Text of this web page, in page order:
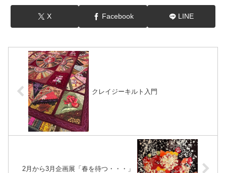
X Facebook LINE
クレイジーキルト入門
2月から3月企画展「春を待つ・・・」